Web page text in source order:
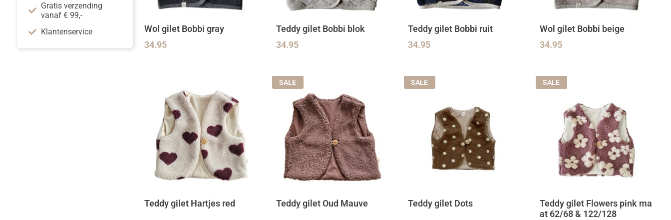
Gratis verzending
vanaf € 99,-
Klantenservice
Wol gilet Bobbi gray
34.95
Teddy gilet Bobbi blok
34.95
Teddy gilet Bobbi ruit
34.95
Wol gilet Bobbi beige
34.95
Teddy gilet Hartjes red
SALE
Teddy gilet Oud Mauve
SALE
Teddy gilet Dots
SALE
Teddy gilet Flowers pink ma
at 62/68 & 122/128